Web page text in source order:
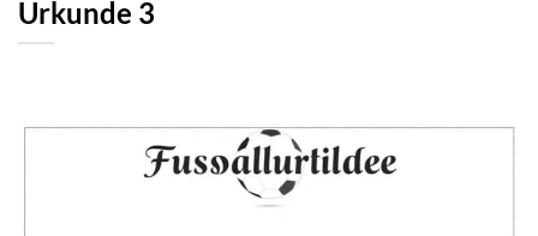
Urkunde 3